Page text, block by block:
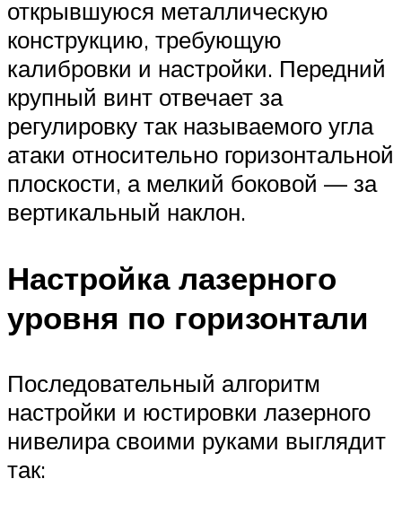
открывшуюся металлическую
конструкцию, требующую
калибровки и настройки. Передний
крупный винт отвечает за
регулировку так называемого угла
атаки относительно горизонтальной
плоскости, а мелкий боковой — за
вертикальный наклон.
Настройка лазерного
уровня по горизонтали
Последовательный алгоритм
настройки и юстировки лазерного
нивелира своими руками выглядит
так: